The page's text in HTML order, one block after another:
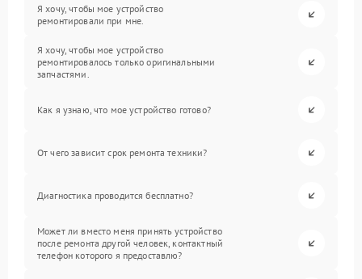
Я хочу, чтобы мое устройство
ремонтировали при мне.
Я хочу, чтобы мое устройство
ремонтировалось только оригинальными
запчастями.
Как я узнаю, что мое устройство готово?
От чего зависит срок ремонта техники?
Диагностика проводится бесплатно?
Может ли вместо меня принять устройство
после ремонта другой человек, контактный
телефон которого я предоставлю?